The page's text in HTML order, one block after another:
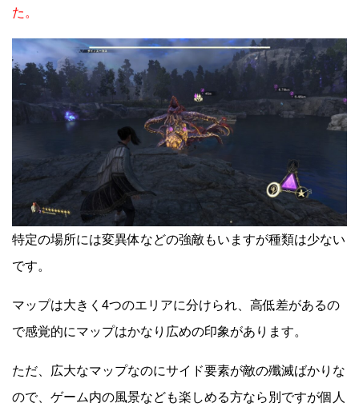
た。
特定の場所には変異体などの強敵もいますが種類は少ない
です。
マップは大きく4つのエリアに分けられ、高低差があるの
で感覚的にマップはかなり広めの印象があります。
ただ、広大なマップなのにサイド要素が敵の殲滅ばかりな
ので、ゲーム内の風景なども楽しめる方なら別ですが個人